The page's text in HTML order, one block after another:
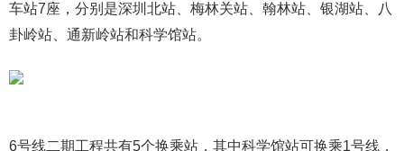
车站7座，分别是深圳北站、梅林关站、翰林站、银湖站、八
卦岭站、通新岭站和科学馆站。
6号线二期工程共有5个换乘站，其中科学馆站可换乘1号线，